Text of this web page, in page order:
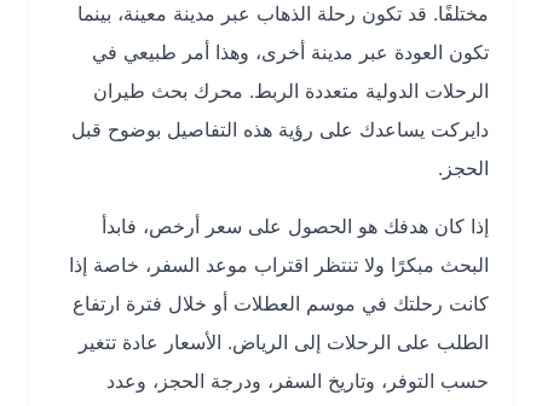
مختلفًا. قد تكون رحلة الذهاب عبر مدينة معينة، بينما
تكون العودة عبر مدينة أخرى، وهذا أمر طبيعي في
الرحلات الدولية متعددة الربط. محرك بحث طيران
دايركت يساعدك على رؤية هذه التفاصيل بوضوح قبل
الحجز.
إذا كان هدفك هو الحصول على سعر أرخص، فابدأ
البحث مبكرًا ولا تنتظر اقتراب موعد السفر، خاصة إذا
كانت رحلتك في موسم العطلات أو خلال فترة ارتفاع
الطلب على الرحلات إلى الرياض. الأسعار عادة تتغير
حسب التوفر، وتاريخ السفر، ودرجة الحجز، وعدد